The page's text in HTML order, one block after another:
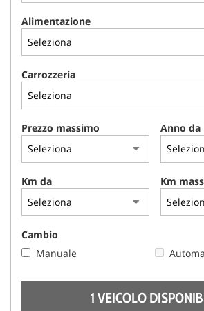
NEWS
Alimentazione
Carrozzeria
Prezzo massimo Anno da
Km da Km
Cambio
Manuale
1 VEICOLO